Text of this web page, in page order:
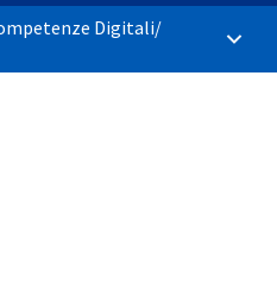
Digitali/
Main